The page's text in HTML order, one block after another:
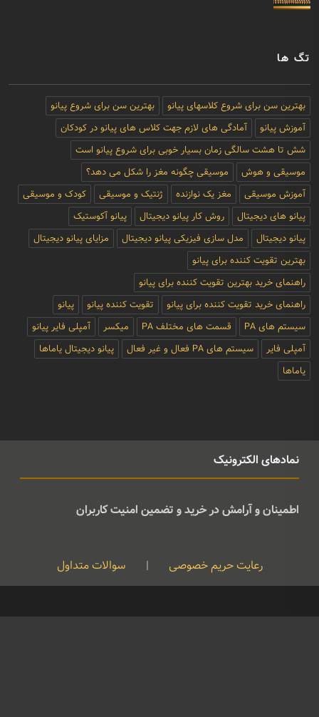
تگ ها
بهترین سن برای شروع کلاسهای پیانو
بهترین سن برای شروع پیانو
آموزش پیانو
آمادگی های لازم جهت کلاس های پیانو در کودکان
شش تا هشت سالگی زمان بسیار خوبی برای شروع پیانو است
موسیقی و هوش
موسیقی چگونه مغز را شکل می دهد؟
آموزش موسیقی
مغز یک نوازنده ژنتیک و موسیقی
کودک و موسیقی
پیانو های دیجیتال
روش کار پیانو دیجیتال
پیانو آکوستیک
پیانو دیجیتال
مدل سازی فیزیکی پیانو دیجیتال
مزایای پیانو دیجیتال
بهترین تقویت کننده برای پیانو
راهنمای خرید بهترین تقویت کننده برای پیانو
راهنمای خرید تقویت کننده برای پیانو
تقویت کننده پیانو
پیانو
سیستم های PA
قسمت های مختلف PA میکسر
آمپلی فایر پیانو
آمپلی فایر
سیستم های PA فعال و غیر فعال
پیانو دیجیتال یاماها
یاماها
نمادهای الکترونیک
اطمینان و آرامش در خرید و تضمین امنیت کاربران
رعایت حریم خصوصی | سوالات متداول